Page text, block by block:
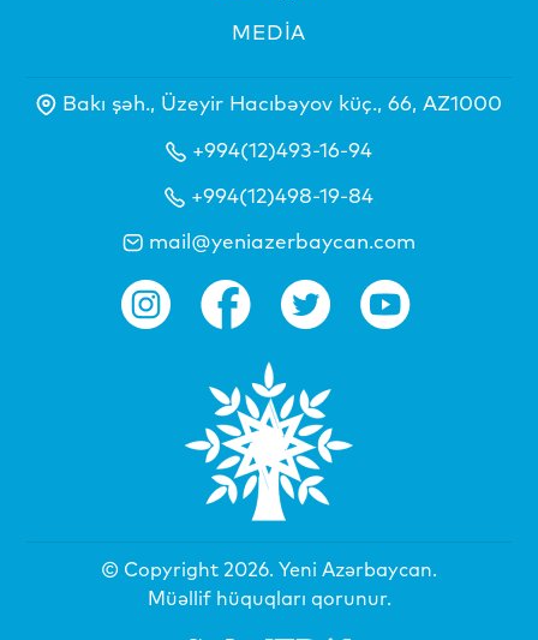
MEDİA
Bakı şəh., Üzeyir Hacıbəyov küç., 66, AZ1000
+994(12)493-16-94
+994(12)498-19-84
mail@yeniazerbaycan.com
© Copyright 2026. Yeni Azərbaycan.
Müəllif hüquqları qorunur.